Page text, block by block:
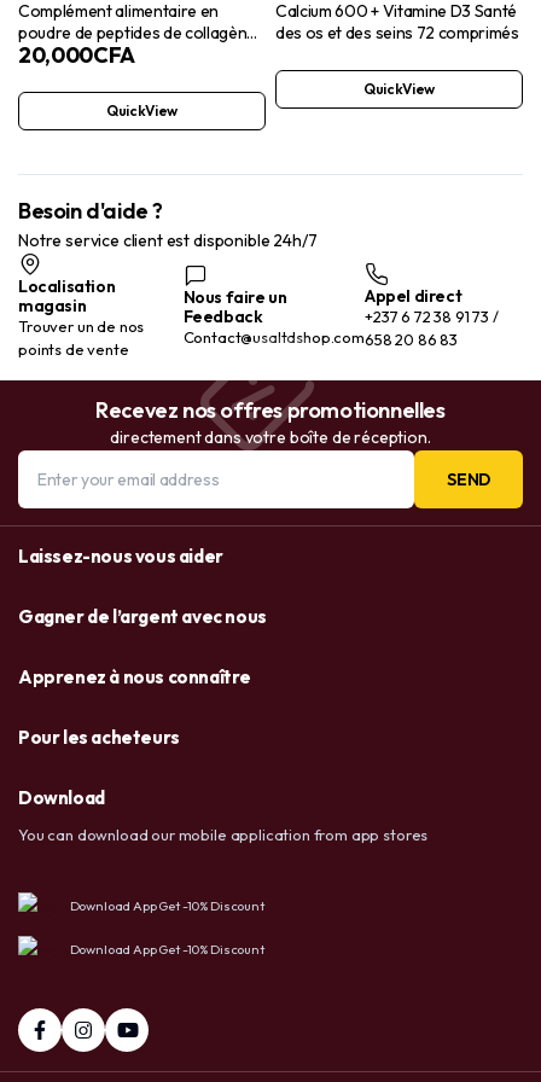
Complément alimentaire en
poudre de peptides de collagène
Vital Proteins Beauty pour
hyaluronique – 15 g de collagène
par portion – Améliore l’élasticité
20,000CFA
QuickView
Calcium 600 + Vitamine D3 Santé
des os et des seins 72 comprimés
QuickView
Besoin d'aide ?
Notre service client est disponible 24h/7
Localisation
magasin
Trouver un de nos
points de vente
Nous faire un
Feedback
Contact@usaltdshop.com
Appel direct
+237 6 72 38 91 73 /
658 20 86 83
Recevez nos offres promotionnelles
directement dans votre boîte de réception.
SEND
Laissez-nous vous aider
Gagner de l’argent avec nous
Apprenez à nous connaître
Pour les acheteurs
Download
You can download our mobile application from app stores
Download App Get -10% Discount
Download App Get -10% Discount